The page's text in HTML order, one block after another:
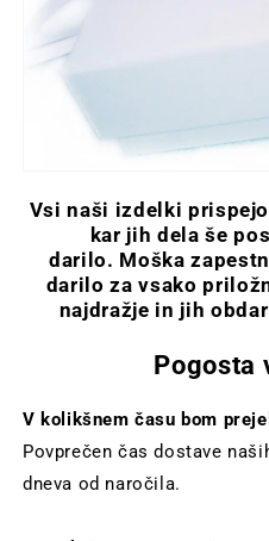
Vsi naši izdelki
kar jih dela še
darilo. Moška
darilo za vsako
najdražje in jih
Pogosta
V kolikšnem času bom
Povprečen čas dostave
dneva od naročila.